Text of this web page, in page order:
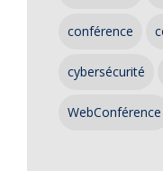
conférence
cybersécurité
WebConférence